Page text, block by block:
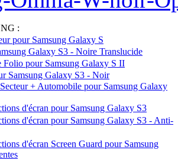
:
pour Samsung Galaxy S
Galaxy S3 - Noire Translucide
pour Samsung Galaxy S II
Samsung Galaxy S3 - Noir
+ Automobile pour Samsung Galaxy
d'écran pour Samsung Galaxy S3
d'écran pour Samsung Galaxy S3 - Anti-
d'écran Screen Guard pour Samsung